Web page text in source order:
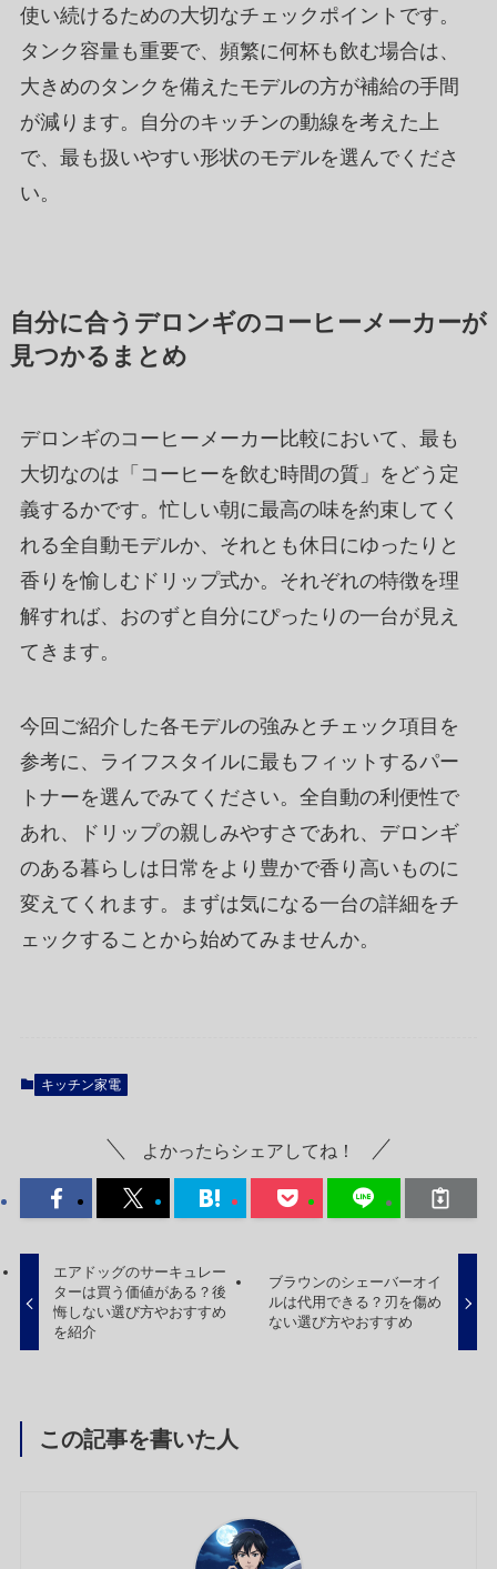
使い続けるための大切なチェックポイントです。
タンク容量も重要で、頻繁に何杯も飲む場合は、
大きめのタンクを備えたモデルの方が補給の手間
が減ります。自分のキッチンの動線を考えた上
で、最も扱いやすい形状のモデルを選んでくださ
い。
自分に合うデロンギのコーヒーメーカーが
見つかるまとめ
デロンギのコーヒーメーカー比較において、最も
大切なのは「コーヒーを飲む時間の質」をどう定
義するかです。忙しい朝に最高の味を約束してく
れる全自動モデルか、それとも休日にゆったりと
香りを愉しむドリップ式か。それぞれの特徴を理
解すれば、おのずと自分にぴったりの一台が見え
てきます。
今回ご紹介した各モデルの強みとチェック項目を
参考に、ライフスタイルに最もフィットするパー
トナーを選んでみてください。全自動の利便性で
あれ、ドリップの親しみやすさであれ、デロンギ
のある暮らしは日常をより豊かで香り高いものに
変えてくれます。まずは気になる一台の詳細をチ
ェックすることから始めてみませんか。
キッチン家電
よかったらシェアしてね！
エアドッグのサーキュレー
ターは買う価値がある？後
悔しない選び方やおすすめ
を紹介
ブラウンのシェーバーオイ
ルは代用できる？刃を傷め
ない選び方やおすすめ
この記事を書いた人